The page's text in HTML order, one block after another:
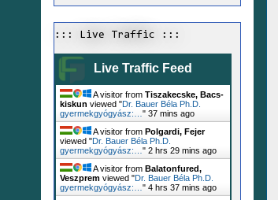
::: Live Traffic :::
Live Traffic Feed
A visitor from Tiszakecske, Bacs-
kiskun viewed "Dr. Bauer Béla Ph.D.
gyermekgyógyász:… " 37 mins ago
A visitor from Polgardi, Fejer
viewed "Dr. Bauer Béla Ph.D.
gyermekgyógyász:… " 2 hrs 29 mins ago
A visitor from Balatonfured,
Veszprem viewed "Dr. Bauer Béla Ph.D.
gyermekgyógyász:… " 4 hrs 37 mins ago